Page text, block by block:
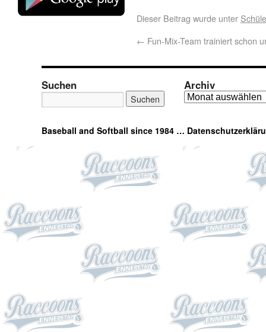
Dieser Beitrag wurde unter
← Fun-Mix-Team trainiert schon
Suchen Archiv
Baseball and Softball since 1984 …